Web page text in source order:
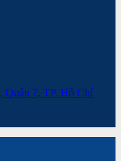
Quận 7, TP. Hồ Chí